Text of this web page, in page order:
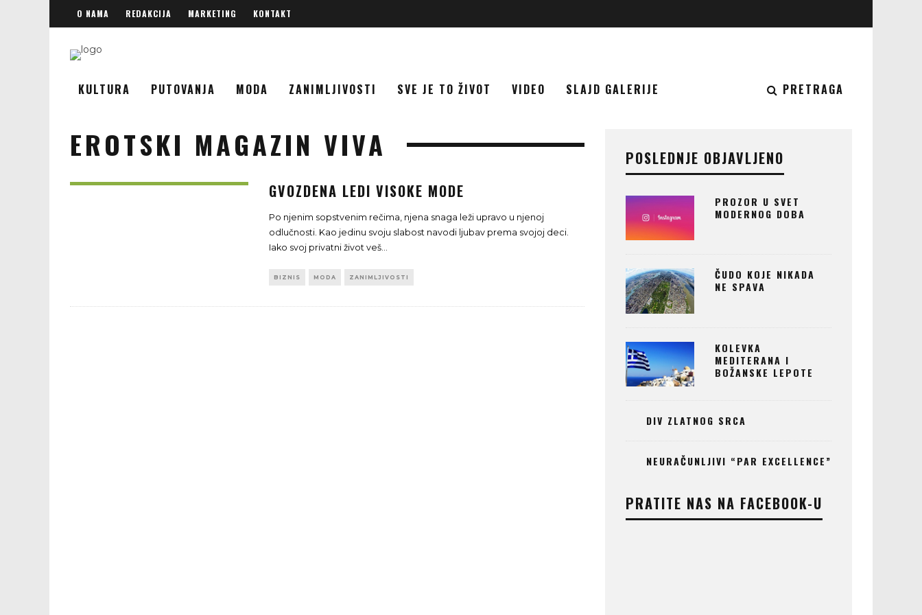
O NAMA REDAKCIJA MARKETING KONTAKT
KULTURA PUTOVANJA MODA ZANIMLJIVOSTI SVE JE TO ŽIVOT VIDEO SLAJD GALERIJE PRETRAGA
EROTSKI MAGAZIN VIVA
GVOZDENA LEDI VISOKE MODE
Po njenim sopstvenim rečima, njena snaga leži upravo u njenoj
odlučnosti. Kao jedinu svoju slabost navodi ljubav prema svojoj deci.
Iako svoj privatni život veš...
BIZNIS MODA ZANIMLJIVOSTI
POSLEDNJE OBJAVLJENO
PROZOR U SVET
MODERNOG DOBA
ČUDO KOJE NIKADA
NE SPAVA
KOLEVKA
MEDITERANA I
BOŽANSKE LEPOTE
DIV ZLATNOG SRCA
NEURAČUNLJIVI “PAR EXCELLENCE”
PRATITE NAS NA FACEBOOK-U